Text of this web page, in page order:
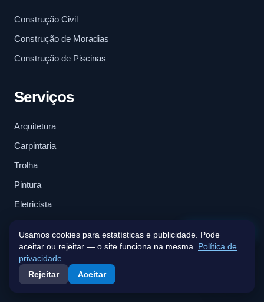
Construção Civil
Construção de Moradias
Construção de Piscinas
Serviços
Arquitetura
Carpintaria
Trolha
Pintura
Eletricista
Telhados
Fale connosco
Usamos cookies para estatísticas e publicidade. Pode
aceitar ou rejeitar — o site funciona na mesma. Política de
privacidade
Rejeitar
Aceitar